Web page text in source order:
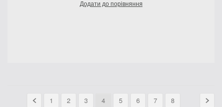
Додати до порівняння
1 2 3 4 5 6 7 8